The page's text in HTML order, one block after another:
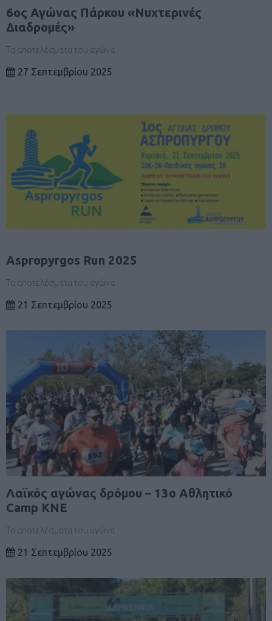
6ος Αγώνας Πάρκου «Νυχτερινές
Διαδρομές»
Τα αποτελέσματα του αγώνα
27 Σεπτεμβρίου 2025
Aspropyrgos Run 2025
Τα αποτελέσματα του αγώνα
21 Σεπτεμβρίου 2025
Λαϊκός αγώνας δρόμου – 13ο Αθλητικό
Camp ΚΝΕ
Τα αποτελέσματα του αγώνα
21 Σεπτεμβρίου 2025